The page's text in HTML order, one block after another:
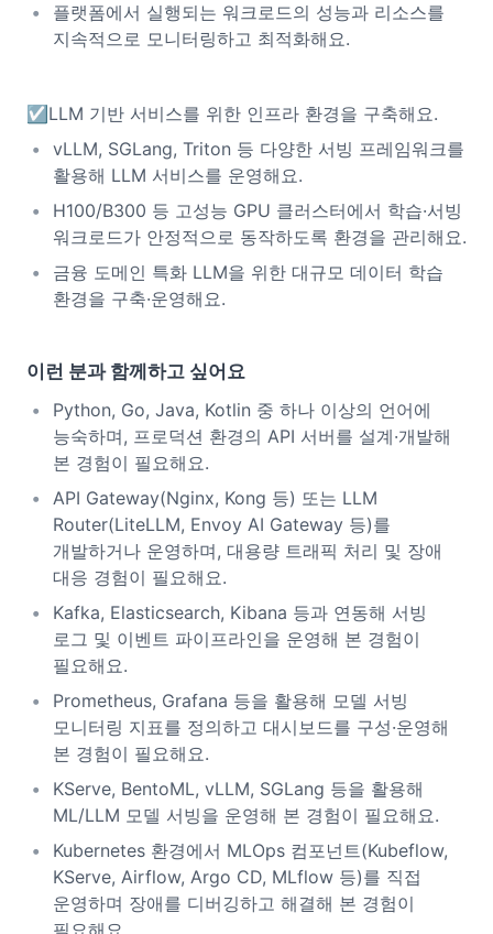
플랫폼에서 실행되는 워크로드의 성능과 리소스를
지속적으로 모니터링하고 최적화해요.
☑️LLM 기반 서비스를 위한 인프라 환경을 구축해요.
vLLM, SGLang, Triton 등 다양한 서빙 프레임워크를
활용해 LLM 서비스를 운영해요.
H100/B300 등 고성능 GPU 클러스터에서 학습·서빙
워크로드가 안정적으로 동작하도록 환경을 관리해요.
금융 도메인 특화 LLM을 위한 대규모 데이터 학습
환경을 구축·운영해요.
이런 분과 함께하고 싶어요
Python, Go, Java, Kotlin 중 하나 이상의 언어에
능숙하며, 프로덕션 환경의 API 서버를 설계·개발해
본 경험이 필요해요.
API Gateway(Nginx, Kong 등) 또는 LLM
Router(LiteLLM, Envoy AI Gateway 등)를
개발하거나 운영하며, 대용량 트래픽 처리 및 장애
대응 경험이 필요해요.
Kafka, Elasticsearch, Kibana 등과 연동해 서빙
로그 및 이벤트 파이프라인을 운영해 본 경험이
필요해요.
Prometheus, Grafana 등을 활용해 모델 서빙
모니터링 지표를 정의하고 대시보드를 구성·운영해
본 경험이 필요해요.
KServe, BentoML, vLLM, SGLang 등을 활용해
ML/LLM 모델 서빙을 운영해 본 경험이 필요해요.
Kubernetes 환경에서 MLOps 컴포넌트(Kubeflow,
KServe, Airflow, Argo CD, MLflow 등)를 직접
운영하며 장애를 디버깅하고 해결해 본 경험이
필요해요.